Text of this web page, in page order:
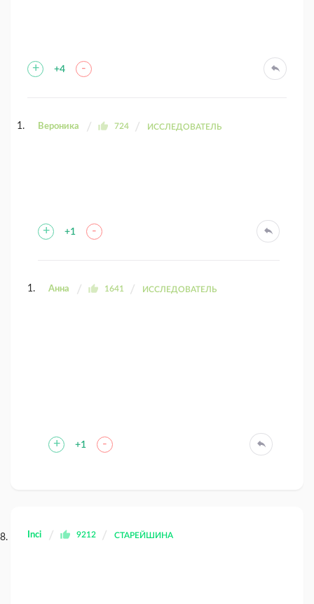
+ +4 -
Вероника 724 ИССЛЕДОВАТЕЛЬ
+ +1 -
Анна 1641 ИССЛЕДОВАТЕЛЬ
+ +1 -
Inci 9212 СТАРЕЙШИНА